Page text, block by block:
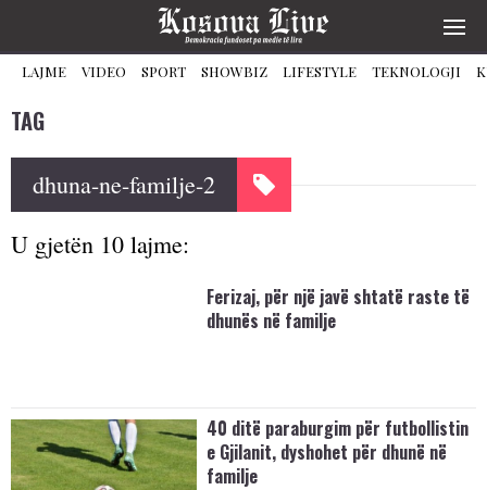
LAJME VIDEO SPORT SHOWBIZ LIFESTYLE TEKNOLOGJI
TAG
dhuna-ne-familje-2
U gjetën 10 lajme:
Ferizaj, për një javë shtatë raste të
dhunës në familje
40 ditë paraburgim për futbollistin
e Gjilanit, dyshohet për dhunë në
familje